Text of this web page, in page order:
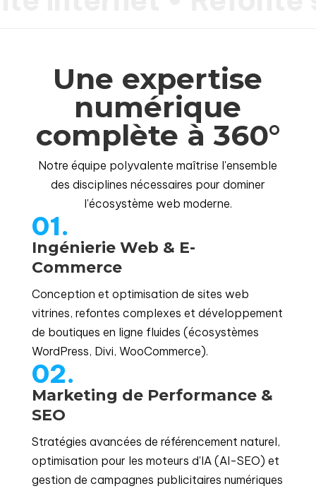
Une expertise
numérique
complète à 360°
Notre équipe polyvalente maîtrise l'ensemble
des disciplines nécessaires pour dominer
l'écosystème web moderne.
01.
Ingénierie Web & E-
Commerce
Conception et optimisation de sites web
vitrines, refontes complexes et développement
de boutiques en ligne fluides (écosystèmes
WordPress, Divi, WooCommerce).
02.
Marketing de Performance &
SEO
Stratégies avancées de référencement naturel,
optimisation pour les moteurs d'IA (AI-SEO) et
gestion de campagnes publicitaires numériques